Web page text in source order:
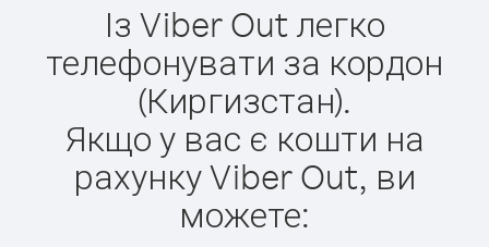
Із Viber Out легко
телефонувати за кордон
(Киргизстан).
Якщо у вас є кошти на
рахунку Viber Out, ви
можете: